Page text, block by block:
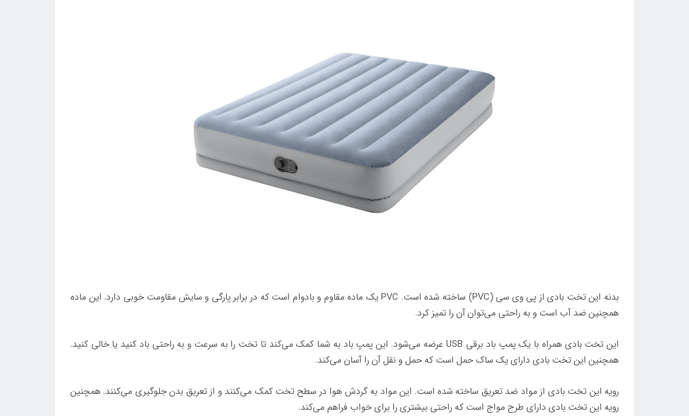
بدنه این تخت بادی از پی وی سی (PVC) ساخته شده است. PVC یک ماده مقاوم و بادوام است که در برابر پارگی و سایش مقاومت خوبی دارد. این ماده
همچنین ضد آب است و به راحتی می‌توان آن را تمیز کرد.
این تخت بادی همراه با یک پمپ باد برقی USB عرضه می‌شود. این پمپ باد به شما کمک می‌کند تا تخت را به سرعت و به راحتی باد کنید یا خالی کنید.
همچنین این تخت بادی دارای یک ساک حمل است که حمل و نقل آن را آسان می‌کند.
رویه این تخت بادی از مواد ضد تعریق ساخته شده است. این مواد به گردش هوا در سطح تخت کمک می‌کنند و از تعریق بدن جلوگیری می‌کنند. همچنین
رویه این تخت بادی دارای طرح مواج است که راحتی بیشتری را برای خواب فراهم می‌کند.